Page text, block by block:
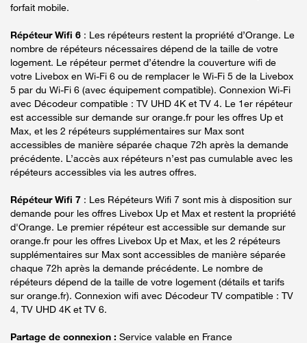
forfait mobile.
Répéteur Wifi 6 : Les répéteurs restent la propriété d’Orange. Le
nombre de répéteurs nécessaires dépend de la taille de votre
logement. Le répéteur permet d’étendre la couverture wifi de
votre Livebox en Wi-Fi 6 ou de remplacer le Wi-Fi 5 de la Livebox
5 par du Wi-Fi 6 (avec équipement compatible). Connexion Wi-Fi
avec Décodeur compatible : TV UHD 4K et TV 4. Le 1er répéteur
est accessible sur demande sur orange.fr pour les offres Up et
Max, et les 2 répéteurs supplémentaires sur Max sont
accessibles de manière séparée chaque 72h après la demande
précédente. L’accès aux répéteurs n’est pas cumulable avec les
répéteurs accessibles via les autres offres.
Répéteur Wifi 7 : Les Répéteurs Wifi 7 sont mis à disposition sur
demande pour les offres Livebox Up et Max et restent la propriété
d'Orange. Le premier répéteur est accessible sur demande sur
orange.fr pour les offres Livebox Up et Max, et les 2 répéteurs
supplémentaires sur Max sont accessibles de manière séparée
chaque 72h après la demande précédente. Le nombre de
répéteurs dépend de la taille de votre logement (détails et tarifs
sur orange.fr). Connexion wifi avec Décodeur TV compatible : TV
4, TV UHD 4K et TV 6.
Partage de connexion : Service valable en France